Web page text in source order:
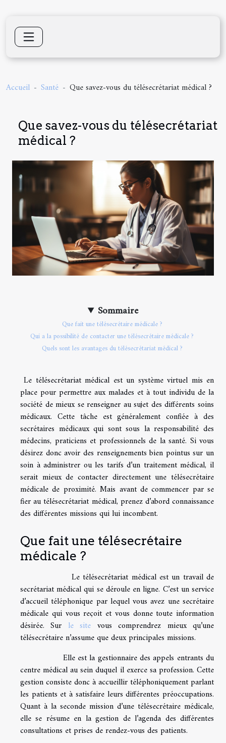
Accueil Santé Que savez-vous du télésecrétariat médical ?
Que savez-vous du télésecrétariat
médical ?
Sommaire
Que fait une télésecrétaire médicale ?
Qui a la possibilité de contacter une télésecrétaire médicale ?
Quels sont les avantages du télésecrétariat médical ?
Le télésecrétariat médical est un système virtuel mis en
place pour permettre aux malades et à tout individu de la
société de mieux se renseigner au sujet des différents soins
médicaux. Cette tâche est généralement confiée à des
secrétaires médicaux qui sont sous la responsabilité des
médecins, praticiens et professionnels de la santé. Si vous
désirez donc avoir des renseignements bien pointus sur un
soin à administrer ou les tarifs d’un traitement médical, il
serait mieux de contacter directement une télésecrétaire
médicale de proximité. Mais avant de commencer par se
fier au télésecrétariat médical, prenez d’abord connaissance
des différentes missions qui lui incombent.
Que fait une télésecrétaire
médicale ?
Le télésecrétariat médical est un travail de
secrétariat médical qui se déroule en ligne. C’est un service
d’accueil téléphonique par lequel vous avez une secrétaire
médicale qui vous reçoit et vous donne toute information
désirée. Sur le site vous comprendrez mieux qu’une
télésecrétaire n’assume que deux principales missions.
Elle est la gestionnaire des appels entrants du
centre médical au sein duquel il exerce sa profession. Cette
gestion consiste donc à accueillir téléphoniquement parlant
les patients et à satisfaire leurs différentes préoccupations.
Quant à la seconde mission d’une télésecrétaire médicale,
elle se résume en la gestion de l’agenda des différentes
consultations et prises de rendez-vous des patients.